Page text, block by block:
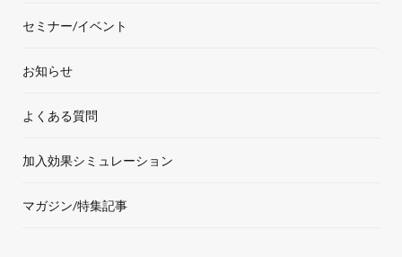
セミナー/イベント
お知らせ
よくある質問
加入効果シミュレーション
マガジン/特集記事